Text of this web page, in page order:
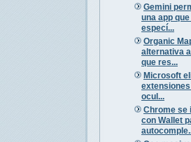
Gemini
una app
especí...
Organic
alternativa
que res...
Microsoft
ocul...
Chrome se
con Wallet